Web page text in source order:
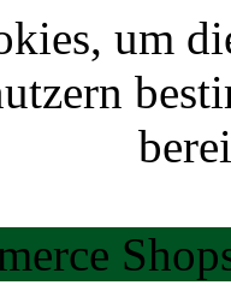
um